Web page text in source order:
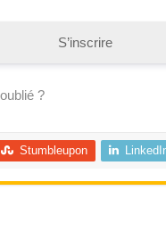
S’inscrire
?
Stumbleupon